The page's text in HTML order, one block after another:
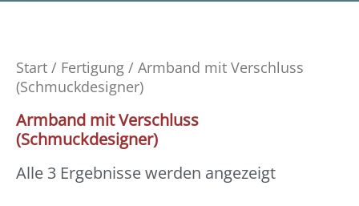
Start / Fertigung / Armband mit Verschluss
(Schmuckdesigner)
Armband mit Verschluss
(Schmuckdesigner)
Alle 3 Ergebnisse werden angezeigt